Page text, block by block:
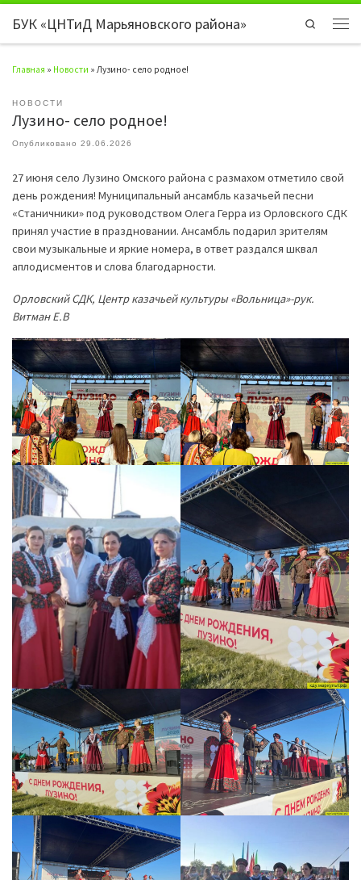
Перейти к содержимому
БУК «ЦНТиД Марьяновского района»
Search
Главная » Новости » Лузино- село родное!
НОВОСТИ
Лузино- село родное!
Опубликовано 29.06.2026
27 июня село Лузино Омского района с размахом отметило свой
день рождения! Муниципальный ансамбль казачьей песни
«Станичники» под руководством Олега Герра из Орловского СДК
принял участие в праздновании. Ансамбль подарил зрителям
свои музыкальные и яркие номера, в ответ раздался шквал
аплодисментов и слова благодарности.
Орловский СДК, Центр казачьей культуры «Вольница»-рук.
Витман Е.В